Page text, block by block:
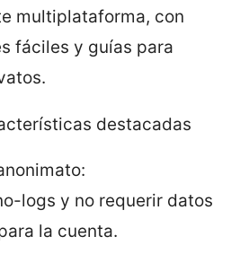
multiplataforma, con
fáciles y guías para
destacadas
logs y no requerir datos
la cuenta.